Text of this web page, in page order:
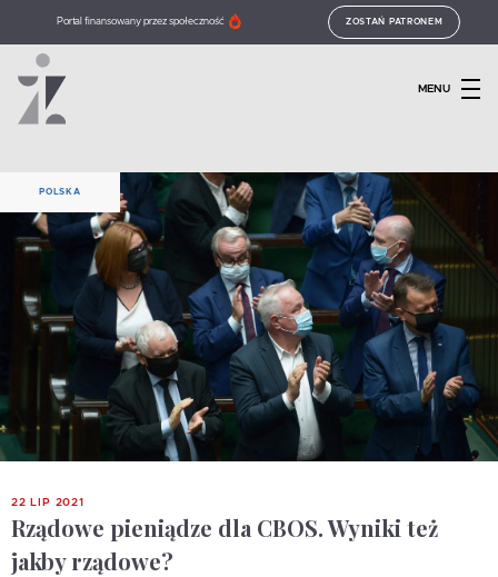
Portal finansowany przez społeczność ZOSTAŃ PATRONEM
MENU
POLSKA
22 LIP 2021
Rządowe pieniądze dla CBOS. Wyniki też
jakby rządowe?